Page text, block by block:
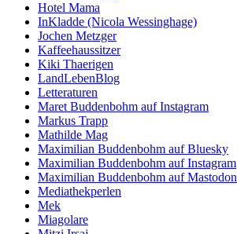
Hotel Mama
InKladde (Nicola Wessinghage)
Jochen Metzger
Kaffeehaussitzer
Kiki Thaerigen
LandLebenBlog
Letteraturen
Maret Buddenbohm auf Instagram
Markus Trapp
Mathilde Mag
Maximilian Buddenbohm auf Bluesky
Maximilian Buddenbohm auf Instagram
Maximilian Buddenbohm auf Mastodon
Mediathekperlen
Mek
Miagolare